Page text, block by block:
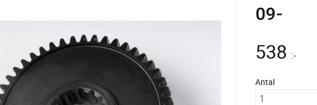
09-
538 :-
Antal